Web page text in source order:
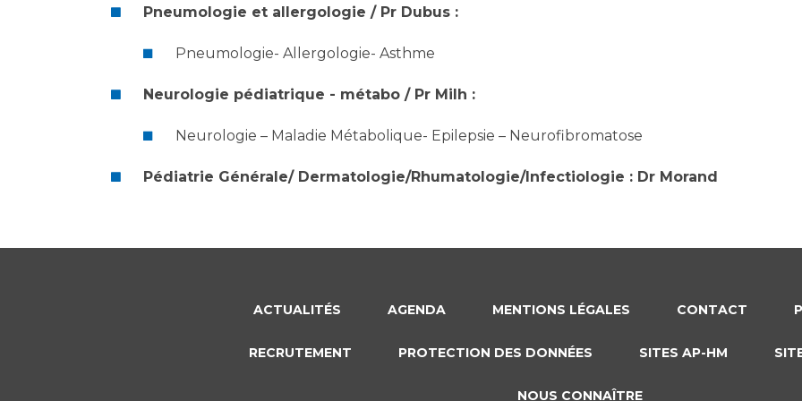
Pneumologie et allergologie / Pr Dubus :
Pneumologie- Allergologie- Asthme
Neurologie pédiatrique - métabo / Pr Milh :
Neurologie – Maladie Métabolique- Epilepsie – Neurofibromatose
Pédiatrie Générale/ Dermatologie/Rhumatologie/Infectiologie : Dr Morand
ACTUALITÉS AGENDA MENTIONS LÉGALES CONTACT
RECRUTEMENT PROTECTION DES DONNÉES SITES AP-HM
NOUS CONNAÎTRE